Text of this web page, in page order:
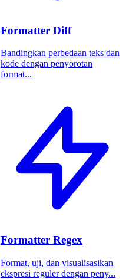
Formatter Diff
Bandingkan perbedaan teks dan
kode dengan penyorotan
format...
Formatter Regex
Format, uji, dan visualisasikan
ekspresi reguler dengan peny...